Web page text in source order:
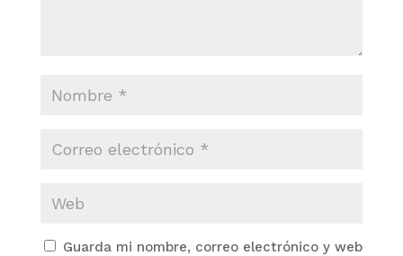
Guarda mi nombre, correo electrónico y web